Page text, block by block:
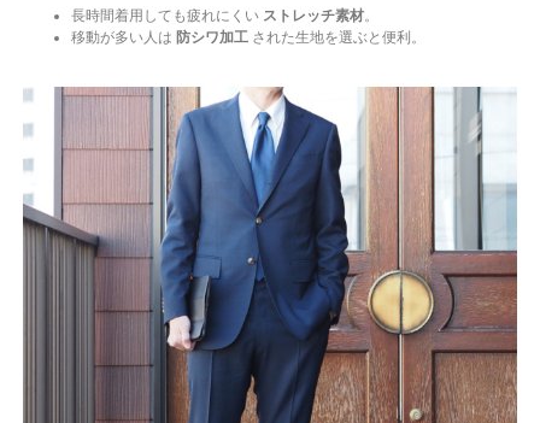
長時間着用しても疲れにくい ストレッチ素材。
移動が多い人は 防シワ加工された生地を選ぶと便利。